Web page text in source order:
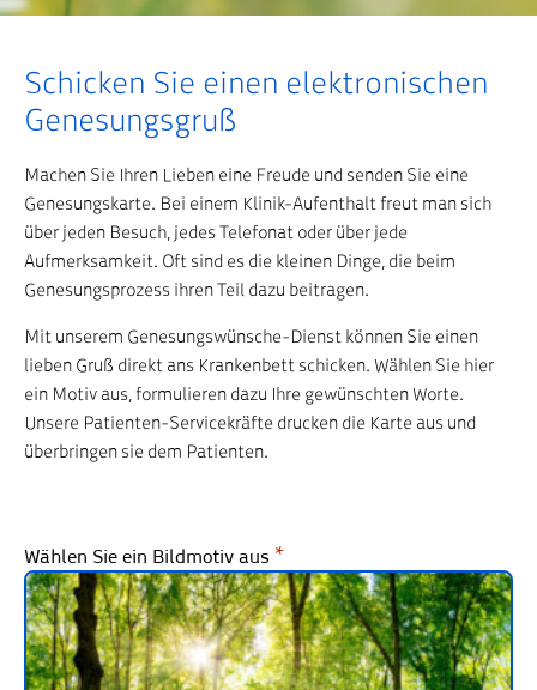
Startseite
Aufenthalt & Service
Informationen für BesucherInnen
Schicken Sie einen elektronischen
Genesungsgruß
Machen Sie Ihren Lieben eine Freude und senden Sie eine
Genesungskarte. Bei einem Klinik-Aufenthalt freut man sich
über jeden Besuch, jedes Telefonat oder über jede
Aufmerksamkeit. Oft sind es die kleinen Dinge, die beim
Genesungsprozess ihren Teil dazu beitragen.
Mit unserem Genesungswünsche-Dienst können Sie einen
lieben Gruß direkt ans Krankenbett schicken. Wählen Sie hier
ein Motiv aus, formulieren dazu Ihre gewünschten Worte.
Unsere Patienten-Servicekräfte drucken die Karte aus und
überbringen sie dem Patienten.
Wählen Sie ein Bildmotiv aus